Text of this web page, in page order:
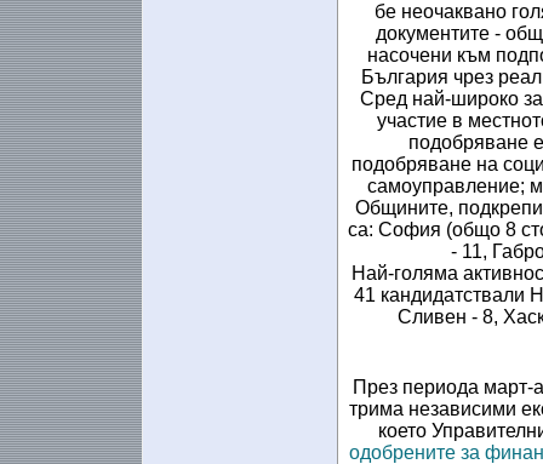
бе неочаквано
документите -
насочени към
България чрез
Сред най-широко
участие в
подобряване
подобряване на
самоуправление;
Общините,
са: София (общо 8
- 11,
Най-голяма
41 кандидатствали
Сливен - 8,
През периода март-
трима независими
което
одобрените за